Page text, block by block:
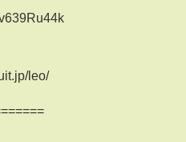
leo/